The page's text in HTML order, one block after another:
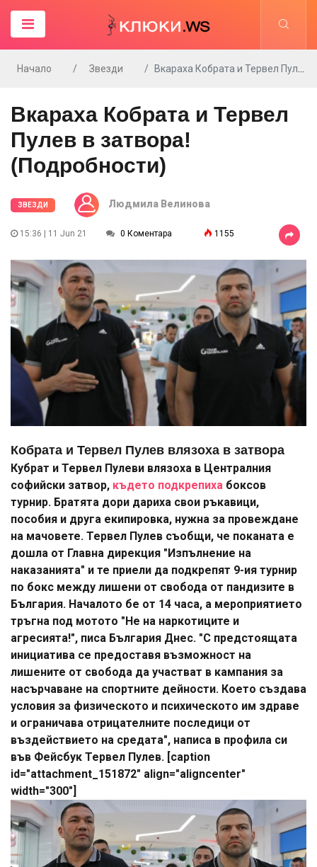
Начало Звезди Вкараха Кобрата и Тервел Пулев в затвора!(Подробности)
Вкараха Кобрата и Тервел
Пулев в затвора!
(Подробности)
ЗВЕЗДИ Людмила Велинова
15:36 | 11 Jun 21 0 Коментара 1155
Кобрата и Тервел Пулев влязоха в затвора
Кубрат и Тервел Пулеви влязоха в Централния
софийски затвор, където подкрепиха боксов
турнир. Братята дори дариха свои ръкавици,
пособия и друга екипировка, нужна за провеждане
на мачовете. Тервел Пулев съобщи, че поканата е
дошла от Главна дирекция "Изпълнение на
наказанията" и те приели да подкрепят 9-ия турнир
по бокс между лишени от свобода от пандизите в
България. Началото бе от 14 часа, а мероприятието
тръгна под мотото "Не на наркотиците и
агресията!", писа България Днес. "С предстоящата
инициатива се предоставя възможност на
лишените от свобода да участват в кампания за
насърчаване на спортните дейности. Което създава
условия за физическото и психическото им здраве
и ограничава отрицателните последици от
въздействието на средата", написа в профила си
във Фейсбук Тервел Пулев. [caption
id="attachment_151872" align="aligncenter"
width="300"]